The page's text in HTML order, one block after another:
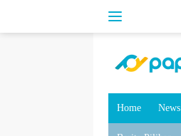
Home News